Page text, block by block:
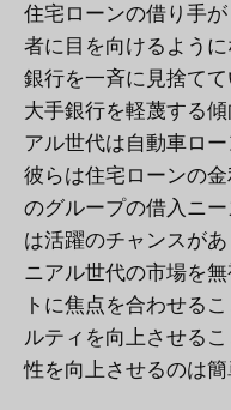
住宅ローンの借り手
者に目を向けるよう
銀行を一斉に見捨て
大手銀行を軽蔑する
アル世代は自動車ロ
彼らは住宅ローンの
のグループの借入ニ
は活躍のチャンスが
ニアル世代の市場を
トに焦点を合わせる
ルティを向上させる
性を向上させるのは簡